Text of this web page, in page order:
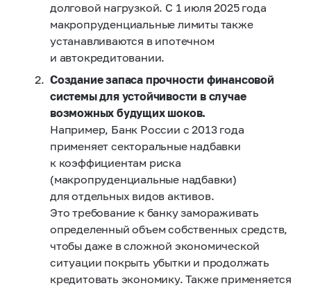
долговой нагрузкой. С 1 июля 2025 года
макропруденциальные лимиты также
устанавливаются в ипотечном
и автокредитовании.
Создание запаса прочности финансовой
системы для устойчивости в случае
возможных будущих шоков.
Например, Банк России c 2013 года
применяет секторальные надбавки
к коэффициентам риска
(макропруденциальные надбавки)
для отдельных видов активов.
Это требование к банку замораживать
определенный объем собственных средств,
чтобы даже в сложной экономической
ситуации покрыть убытки и продолжать
кредитовать экономику. Также применяется